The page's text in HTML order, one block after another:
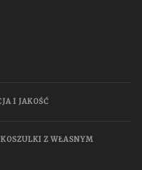
I JAKOŚĆ
Z WŁASNYM